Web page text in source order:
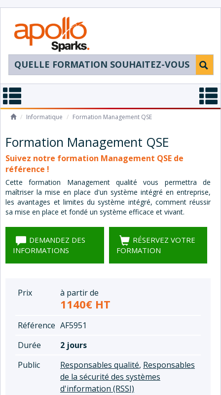
/ Informatique / Management QSE
Formation Management QSE
Suivez notre formation Management QSE de
référence !
Cette formation Management qualité vous permettra de
maîtriser la mise en place d'un système intégré en entreprise,
les avantages et limites du système intégré, comment réussir
sa mise en place et fondé un système efficace et vivant.
DEMANDEZ DES
INFORMATIONS
RÉSERVEZ VOTRE
FORMATION
Prix à partir de
1140€ HT
Référence AF5951
Durée
2 jours
Public
Responsables qualité, Responsables
de la sécurité des systèmes
d'information (RSSI)